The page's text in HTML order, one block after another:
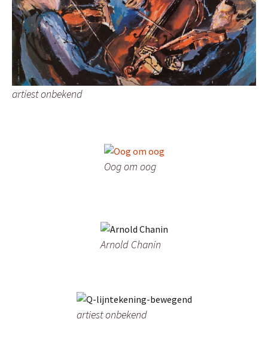
artiest onbekend
Oog om oog
Arnold Chanin
artiest onbekend